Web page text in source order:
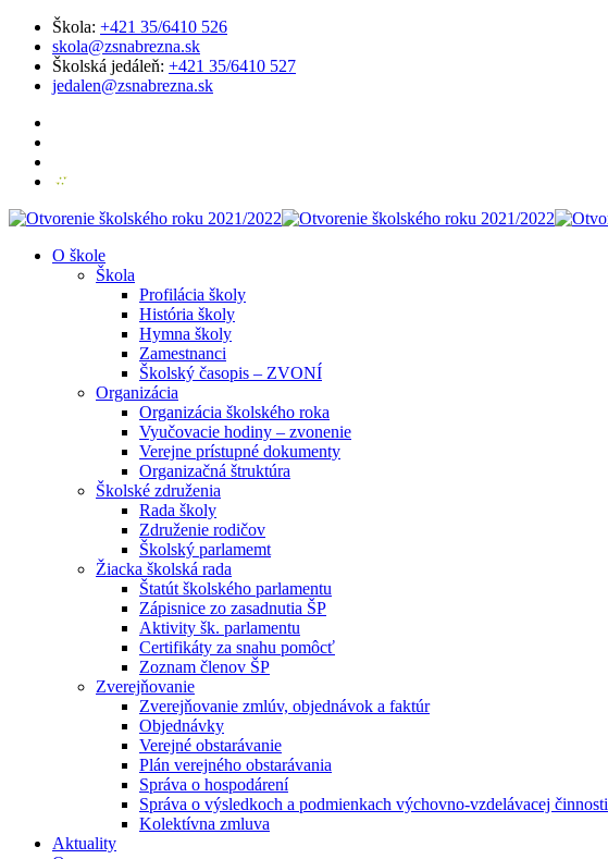
Škola: +421 35/6410 526
skola@zsnabrezna.sk
Školská jedáleň: +421 35/6410 527
jedalen@zsnabrezna.sk
O škole
Škola
Profilácia školy
História školy
Hymna školy
Zamestnanci
Školský časopis – ZVONÍ
Organizácia
Organizácia školského roka
Vyučovacie hodiny – zvonenie
Verejne prístupné dokumenty
Organizačná štruktúra
Školské združenia
Rada školy
Združenie rodičov
Školský parlamemt
Žiacka školská rada
Štatút školského parlamentu
Zápisnice zo zasadnutia ŠP
Aktivity šk. parlamentu
Certifikáty za snahu pomôcť
Zoznam členov ŠP
Zverejňovanie
Zverejňovanie zmlúv, objednávok a faktúr
Objednávky
Verejné obstarávanie
Plán verejného obstarávania
Správa o hospodárení
Správa o výsledkoch a podmienkach výchovno-vzdelávacej činnosti
Kolektívna zmluva
Aktuality